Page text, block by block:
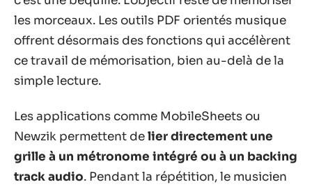
les morceaux. Les outils PDF orientés musique
offrent désormais des fonctions qui accélèrent
ce travail de mémorisation, bien au-delà de la
simple lecture.
Les applications comme MobileSheets ou
Newzik permettent delier directement une
grille à un métronome intégré ou à un backing
track audio. Pendant la répétition, le musicien